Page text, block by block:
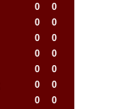
0
0
0
0
0
0
0
0
0
0
0
0
0
0